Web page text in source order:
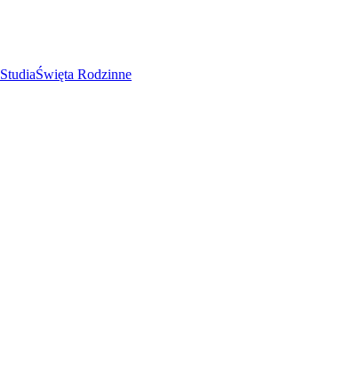
Święta Rodzinne